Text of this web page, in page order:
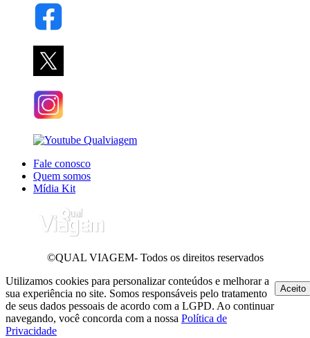
Fale conosco
Quem somos
Mídia Kit
©QUAL VIAGEM- Todos os direitos reservados
Utilizamos cookies para personalizar conteúdos e melhorar a
sua experiência no site. Somos responsáveis pelo tratamento
de seus dados pessoais de acordo com a LGPD. Ao continuar
navegando, você concorda com a nossa Política de
Privacidade
Aceito